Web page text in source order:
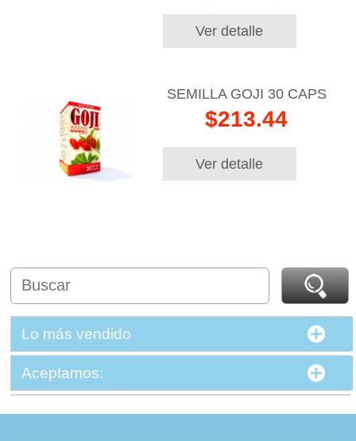
Ver detalle
SEMILLA GOJI 30 CAPS
$213.44
Ver detalle
Lo más vendido
Aceptamos: